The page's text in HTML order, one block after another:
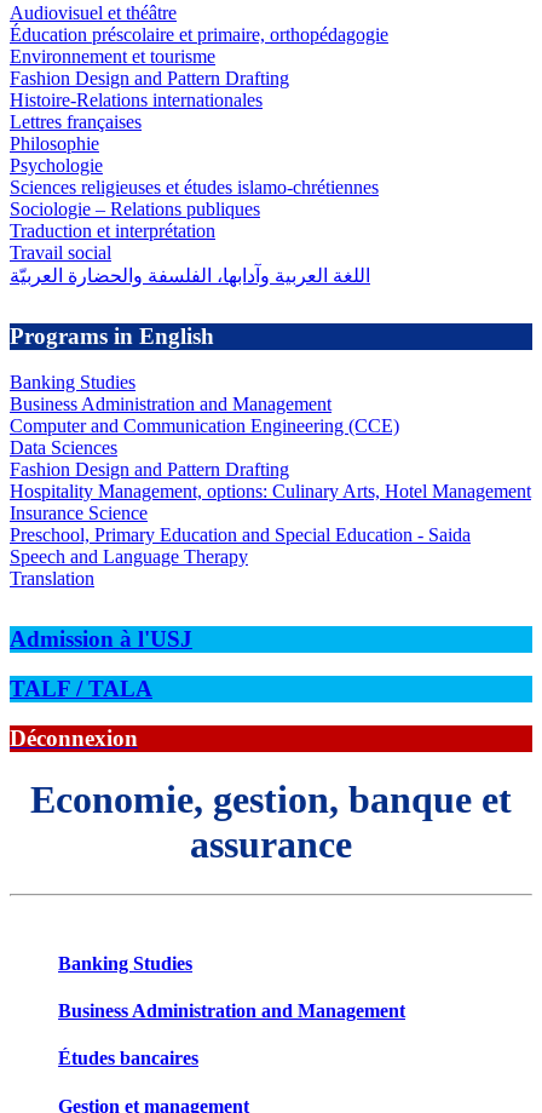
Audiovisuel et théâtre
Éducation préscolaire et primaire, orthopédagogie
Environnement et tourisme
Fashion Design and Pattern Drafting
Histoire-Relations internationales
Lettres françaises
Philosophie
Psychologie
Sciences religieuses et études islamo-chrétiennes
Sociologie – Relations publiques
Traduction et interprétation
Travail social
اللغة العربية وآدابها، الفلسفة والحضارة العربيّة
Programs in English
Banking Studies
Business Administration and Management
Computer and Communication Engineering (CCE)
Data Sciences
Fashion Design and Pattern Drafting
Hospitality Management, options: Culinary Arts, Hotel Management
Insurance Science
Preschool, Primary Education and Special Education - Saida
Speech and Language Therapy
Translation
Admission à l'USJ
TALF / TALA
Déconnexion
Economie, gestion, banque et
assurance
Banking Studies
Business Administration and Management
Études bancaires
Gestion et management